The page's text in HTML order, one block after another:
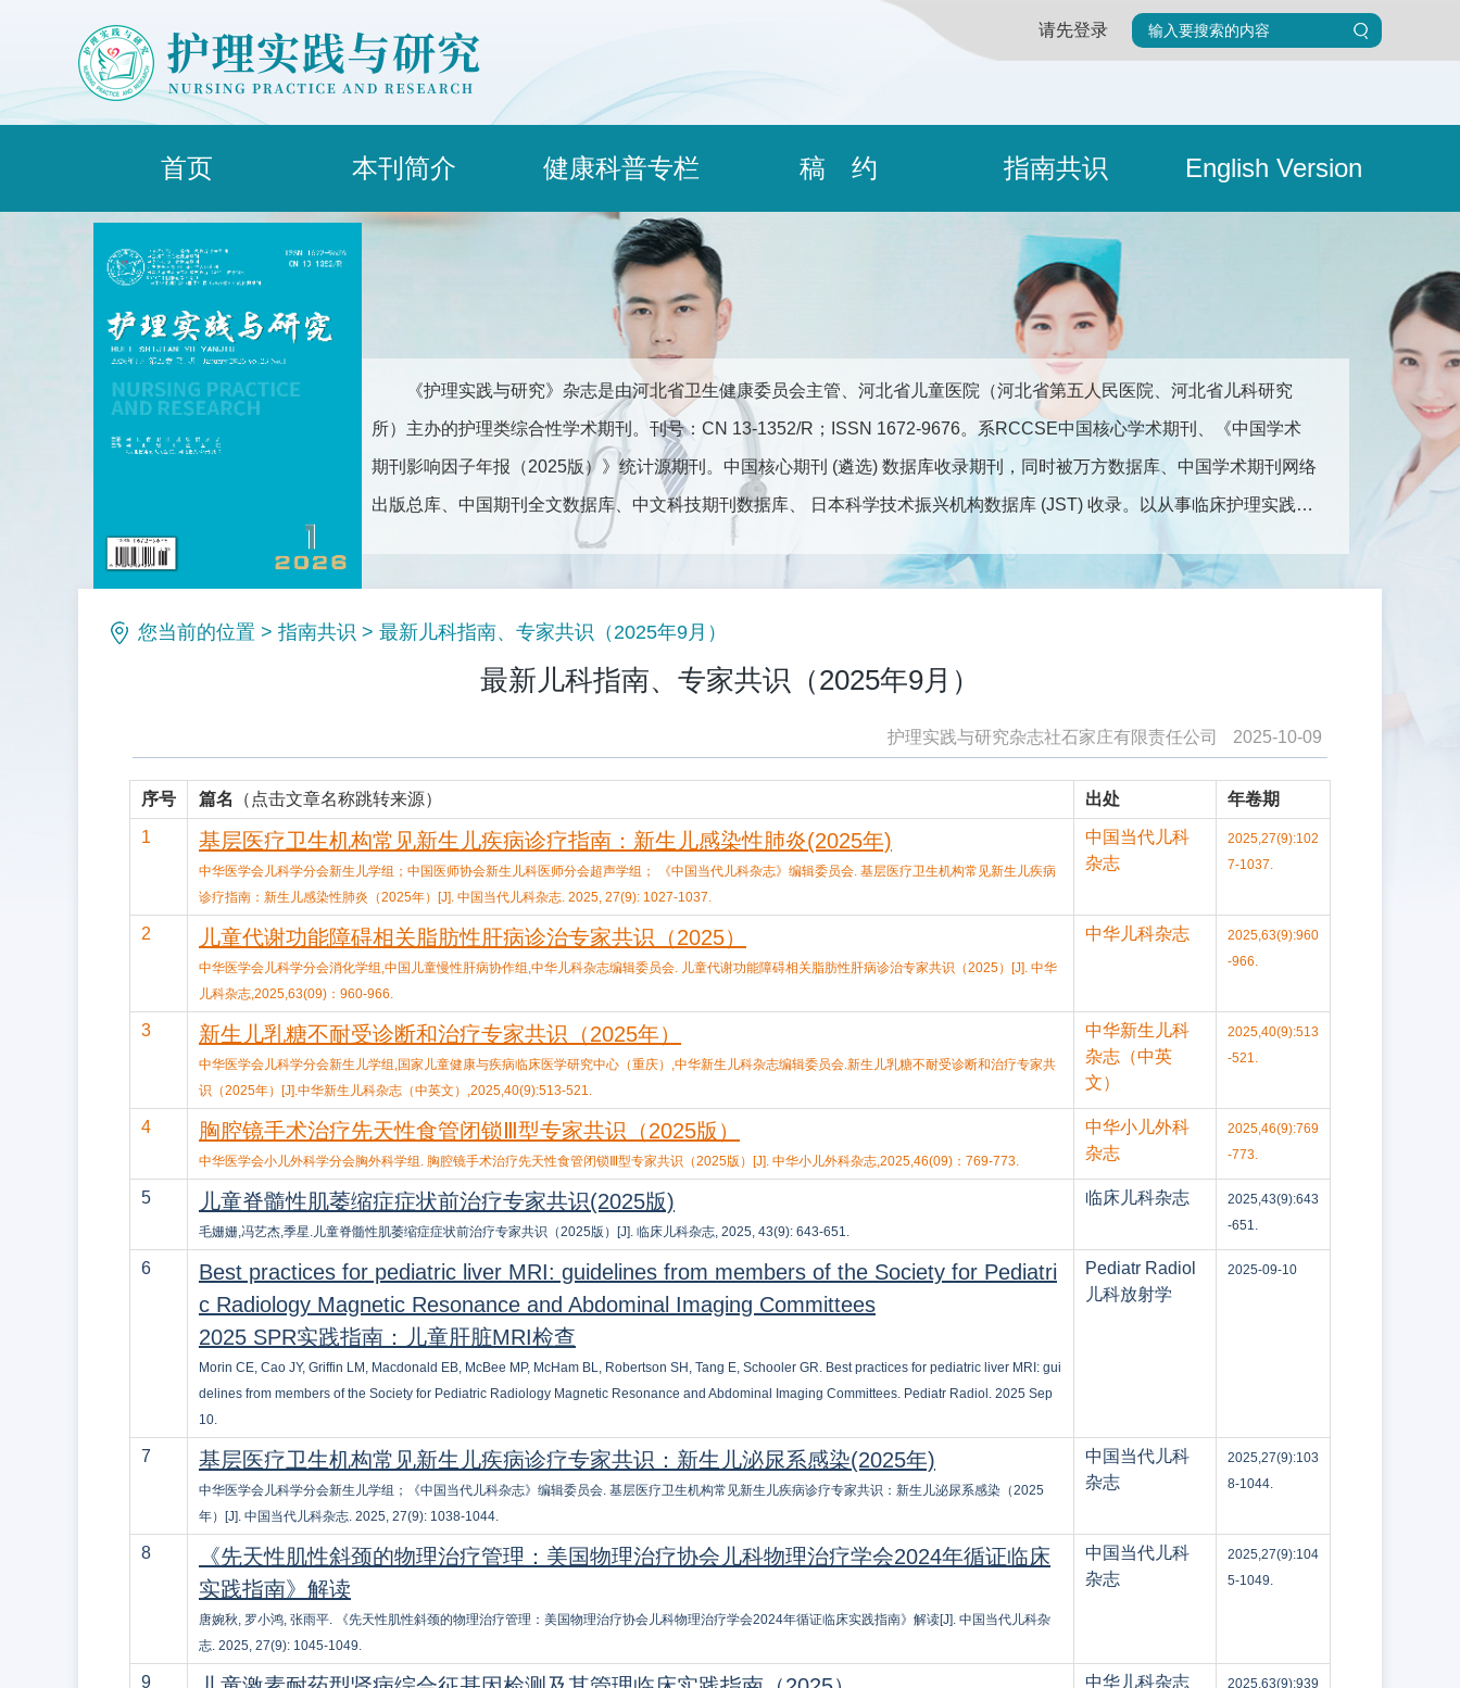
请先登录
首页 本刊简介 健康科普专栏 稿 约 指南共识 English Version
《护理实践与研究》杂志是由河北省卫生健康委员会主管、河北省儿童医院（河北省第五人民医院、河北省儿科研究
所）主办的护理类综合性学术期刊。刊号：CN 13-1352/R；ISSN 1672-9676。系RCCSE中国核心学术期刊、《中国学术
期刊影响因子年报（2025版）》统计源期刊。中国核心期刊 (遴选) 数据库收录期刊，同时被万方数据库、中国学术期刊网络
出版总库、中国期刊全文数据库、中文科技期刊数据库、 日本科学技术振兴机构数据库 (JST) 收录。以从事临床护理实践、
护理科学研究、护理管理及护理教学等护理专业群体为读者对象；以报道护理学科领域的研究成果、护理实践经验以及新理
论、新方法和新技术为主要内容。包括：论著、调查研究、专科护理实践、中医护理、护理管理、护理教育、综述、循证护
理等栏目。是护理专业人士获得专业前沿信息、理论知识、技术方法和开展学术交流的园地。
您当前的位置 > 指南共识 > 最新儿科指南、专家共识（2025年9月）
最新儿科指南、专家共识（2025年9月）
护理实践与研究杂志社石家庄有限责任公司 2025-10-09
序号 篇名 （点击文章名称跳转来源） 出处 年卷期
1 基层医疗卫生机构常见新生儿疾病诊疗指南：新生儿感染性肺炎(2025年)
中华医学会儿科学分会新生儿学组；中国医师协会新生儿科医师分会超声学组； 《中国当代儿科杂志》编辑委员会. 基层医疗卫生机构常见新生儿疾病
诊疗指南：新生儿感染性肺炎（2025年）[J]. 中国当代儿科杂志. 2025, 27(9): 1027-1037.
中国当代儿科
杂志
2025,27(9):102
7-1037.
2 儿童代谢功能障碍相关脂肪性肝病诊治专家共识（2025）
中华医学会儿科学分会消化学组,中国儿童慢性肝病协作组,中华儿科杂志编辑委员会. 儿童代谢功能障碍相关脂肪性肝病诊治专家共识（2025）[J]. 中华
儿科杂志,2025,63(09)：960-966.
中华儿科杂志
2025,63(9):960
-966.
3 新生儿乳糖不耐受诊断和治疗专家共识（2025年）
中华医学会儿科学分会新生儿学组,国家儿童健康与疾病临床医学研究中心（重庆）,中华新生儿科杂志编辑委员会.新生儿乳糖不耐受诊断和治疗专家共
识（2025年）[J].中华新生儿科杂志（中英文）,2025,40(9):513-521.
中华新生儿科
杂志（中英
文）
2025,40(9):513
-521.
4 胸腔镜手术治疗先天性食管闭锁Ⅲ型专家共识（2025版）
中华医学会小儿外科学分会胸外科学组. 胸腔镜手术治疗先天性食管闭锁Ⅲ型专家共识（2025版）[J]. 中华小儿外科杂志,2025,46(09)：769-773.
中华小儿外科
杂志
2025,46(9):769
-773.
5 儿童脊髓性肌萎缩症症状前治疗专家共识(2025版)
毛姗姗,冯艺杰,季星.儿童脊髓性肌萎缩症症状前治疗专家共识（2025版）[J]. 临床儿科杂志, 2025, 43(9): 643-651.
临床儿科杂志
2025,43(9):643
-651.
6
Best practices for pediatric liver MRI: guidelines from members of the Society for Pediatri
c Radiology Magnetic Resonance and Abdominal Imaging Committees
2025 SPR实践指南：儿童肝脏MRI检查
Morin CE, Cao JY, Griffin LM, Macdonald EB, McBee MP, McHam BL, Robertson SH, Tang E, Schooler GR. Best practices for pediatric liver MRI: gui
delines from members of the Society for Pediatric Radiology Magnetic Resonance and Abdominal Imaging Committees. Pediatr Radiol. 2025 Sep
10.
Pediatr Radiol
儿科放射学
2025-09-10
7 基层医疗卫生机构常见新生儿疾病诊疗专家共识：新生儿泌尿系感染(2025年)
中华医学会儿科学分会新生儿学组；《中国当代儿科杂志》编辑委员会. 基层医疗卫生机构常见新生儿疾病诊疗专家共识：新生儿泌尿系感染（2025
年）[J]. 中国当代儿科杂志. 2025, 27(9): 1038-1044.
中国当代儿科
杂志
2025,27(9):103
8-1044.
8
《先天性肌性斜颈的物理治疗管理：美国物理治疗协会儿科物理治疗学会2024年循证临床
实践指南》解读
唐婉秋, 罗小鸿, 张雨平. 《先天性肌性斜颈的物理治疗管理：美国物理治疗协会儿科物理治疗学会2024年循证临床实践指南》解读[J]. 中国当代儿科杂
志. 2025, 27(9): 1045-1049.
中国当代儿科
杂志
2025,27(9):104
5-1049.
9 中华儿科杂志
2025,63(9):939